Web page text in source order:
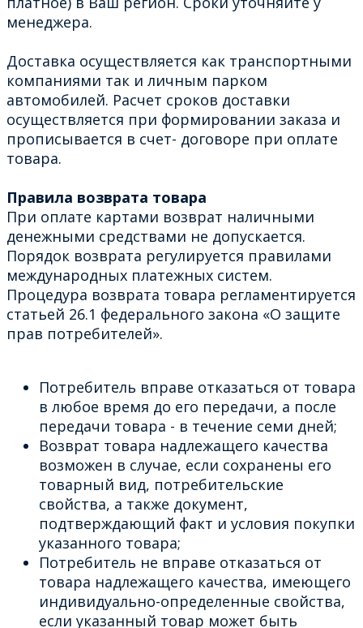
менеджера.
Доставка осуществляется как транспортными
компаниями так и личным парком
автомобилей. Расчет сроков доставки
осуществляется при формировании заказа и
прописывается в счет- договоре при оплате
товара.
Правила возврата товара
При оплате картами возврат наличными
денежными средствами не допускается.
Порядок возврата регулируется правилами
международных платежных систем.
Процедура возврата товара регламентируется
статьей 26.1 федерального закона «О защите
прав потребителей».
Потребитель вправе отказаться от товара
в любое время до его передачи, а после
передачи товара - в течение семи дней;
Возврат товара надлежащего качества
возможен в случае, если сохранены его
товарный вид, потребительские
свойства, а также документ,
подтверждающий факт и условия покупки
указанного товара;
Потребитель не вправе отказаться от
товара надлежащего качества, имеющего
индивидуально-определенные свойства,
если указанный товар может быть